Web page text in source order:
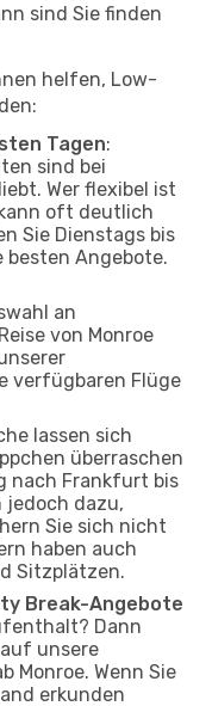
sind Sie finden
helfen, Low-
Tagen:
sind bei
Wer flexibel ist
oft deutlich
Sie Dienstags bis
besten Angebote.
an
von Monroe
verfügbaren Flüge
lassen sich
überraschen
nach Frankfurt bis
jedoch dazu,
Sie sich nicht
haben auch
Sitzplätzen.
Break-Angebote
Dann
unsere
Monroe. Wenn Sie
erkunden